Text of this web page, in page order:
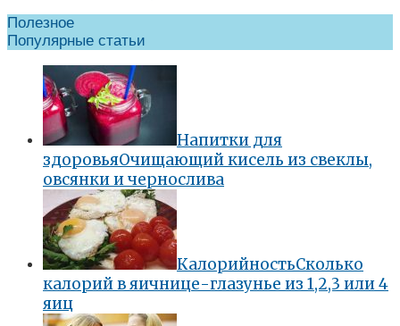
Полезное
Популярные статьи
Напитки для
здоровьяОчищающий кисель из свеклы,
овсянки и чернослива
КалорийностьСколько
калорий в яичнице-глазунье из 1,2,3 или 4
яиц